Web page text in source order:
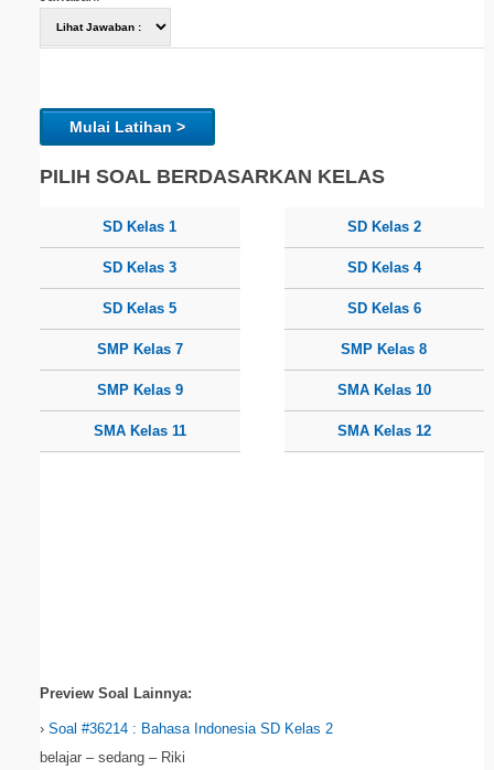
Mulai Latihan >
PILIH SOAL BERDASARKAN KELAS
SD Kelas 1 SD Kelas 2
SD Kelas 3 SD Kelas 4
SD Kelas 5 SD Kelas 6
SMP Kelas 7 SMP Kelas 8
SMP Kelas 9 SMA Kelas 10
SMA Kelas 11 SMA Kelas 12
Preview Soal Lainnya:
›Soal #36214 : Bahasa Indonesia SD Kelas 2
belajar – sedang – Riki